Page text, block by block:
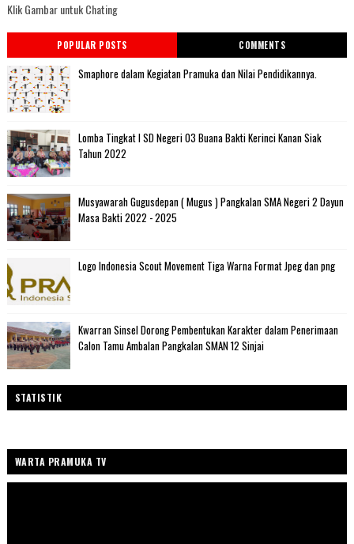
Klik Gambar untuk Chating
POPULAR POSTS COMMENTS
Smaphore dalam Kegiatan Pramuka dan Nilai Pendidikannya.
Lomba Tingkat I SD Negeri 03 Buana Bakti Kerinci Kanan Siak
Tahun 2022
Musyawarah Gugusdepan ( Mugus ) Pangkalan SMA Negeri 2 Dayun
Masa Bakti 2022 - 2025
Logo Indonesia Scout Movement Tiga Warna Format Jpeg dan png
Kwarran Sinsel Dorong Pembentukan Karakter dalam Penerimaan
Calon Tamu Ambalan Pangkalan SMAN 12 Sinjai
STATISTIK
WARTA PRAMUKA TV